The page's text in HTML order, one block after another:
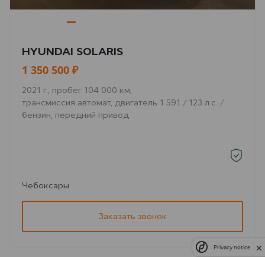
HYUNDAI SOLARIS
1 350 500 ₽
2021 г., пробег 104 000 км,
трансмиссия автомат, двигатель 1 591 / 123 л.с. /
бензин, передний привод
Чебоксары
Заказать звонок
Privacy notice